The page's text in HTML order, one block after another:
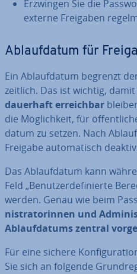
Erzwingen Sie die
externe Freigaben
Ab­lauf­da­tum für
Ein Ab­lauf­da­tum begrenzt
zeitlich. Das ist wichtig, damit
dauerhaft er­reich­bar
die Mög­lich­keit, für
da­tum zu setzen. Nach
Freigabe au­to­ma­tisch
Das Ab­lauf­da­tum kann
Feld „Be­nut­zer­de­fi­nier­te
werden. Genau wie beim
nis­tra­to­rin­nen und
Ab­lauf­da­tums zentral
Für eine sichere
Sie sich an folgende